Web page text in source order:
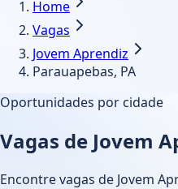
Home
Vagas
Jovem Aprendiz
Parauapebas, PA
Oportunidades por cidade
Vagas de Jovem
Encontre vagas de Jovem